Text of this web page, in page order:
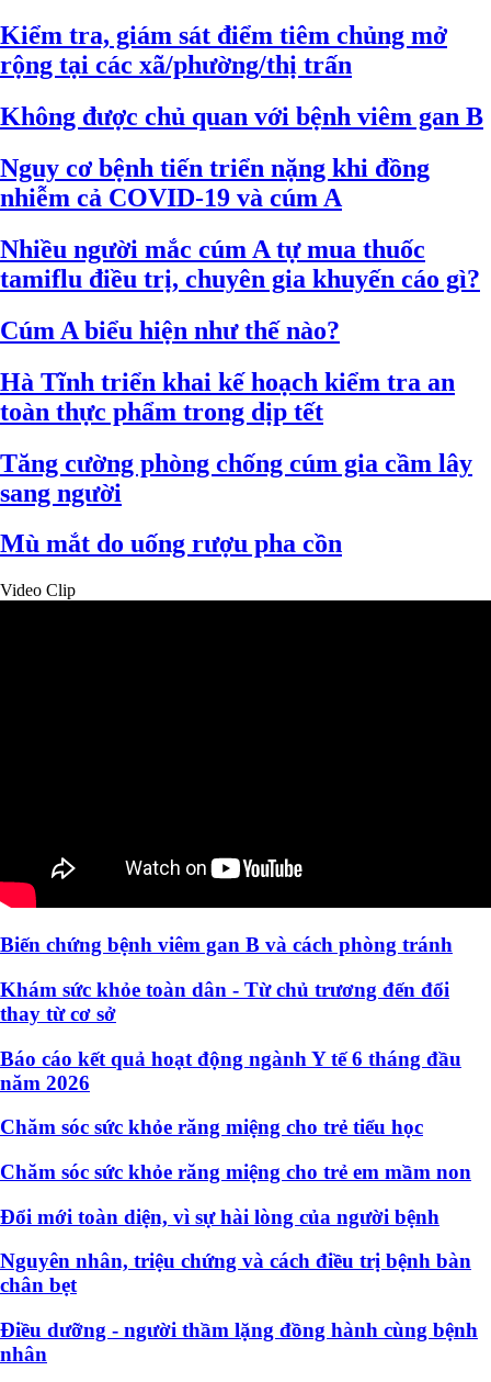
Kiểm tra, giám sát điểm tiêm chủng mở
rộng tại các xã/phường/thị trấn
Không được chủ quan với bệnh viêm gan B
Nguy cơ bệnh tiến triển nặng khi đồng
nhiễm cả COVID-19 và cúm A
Nhiều người mắc cúm A tự mua thuốc
tamiflu điều trị, chuyên gia khuyến cáo gì?
Cúm A biểu hiện như thế nào?
Hà Tĩnh triển khai kế hoạch kiểm tra an
toàn thực phẩm trong dịp tết
Tăng cường phòng chống cúm gia cầm lây
sang người
Mù mắt do uống rượu pha cồn
Video Clip
Biến chứng bệnh viêm gan B và cách phòng tránh
Khám sức khỏe toàn dân - Từ chủ trương đến đổi
thay từ cơ sở
Báo cáo kết quả hoạt động ngành Y tế 6 tháng đầu
năm 2026
Chăm sóc sức khỏe răng miệng cho trẻ tiểu học
Chăm sóc sức khỏe răng miệng cho trẻ em mầm non
Đổi mới toàn diện, vì sự hài lòng của người bệnh
Nguyên nhân, triệu chứng và cách điều trị bệnh bàn
chân bẹt
Điều dưỡng - người thầm lặng đồng hành cùng bệnh
nhân